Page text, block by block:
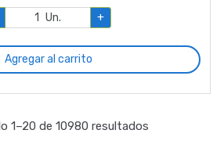
Un. +
Agregar al carrito
1–20 de 10980 resultados